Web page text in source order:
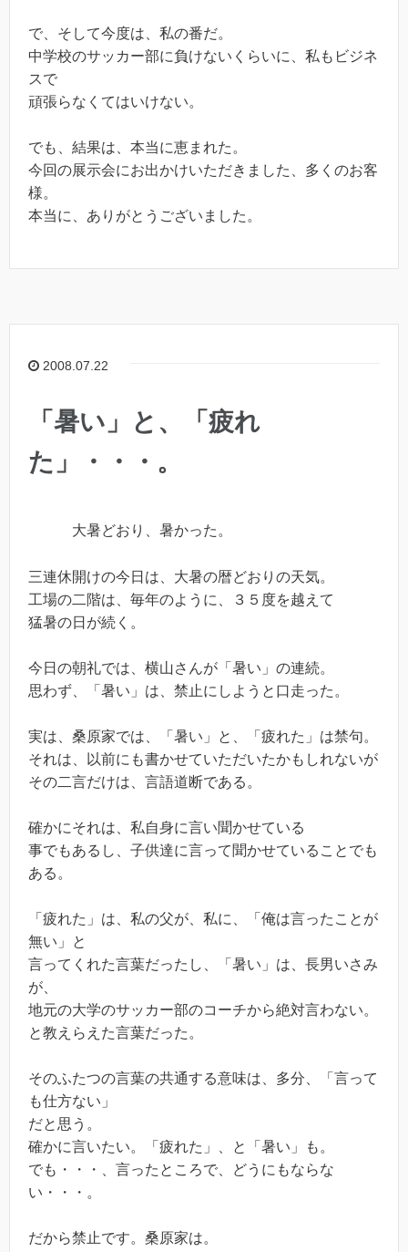
で、そして今度は、私の番だ。
中学校のサッカー部に負けないくらいに、私もビジネ
スで
頑張らなくてはいけない。
でも、結果は、本当に恵まれた。
今回の展示会にお出かけいただきました、多くのお客
様。
本当に、ありがとうございました。
2008.07.22
「暑い」と、「疲れ
た」・・・。
大暑どおり、暑かった。
三連休開けの今日は、大暑の暦どおりの天気。
工場の二階は、毎年のように、３５度を越えて
猛暑の日が続く。
今日の朝礼では、横山さんが「暑い」の連続。
思わず、「暑い」は、禁止にしようと口走った。
実は、桑原家では、「暑い」と、「疲れた」は禁句。
それは、以前にも書かせていただいたかもしれないが
その二言だけは、言語道断である。
確かにそれは、私自身に言い聞かせている
事でもあるし、子供達に言って聞かせていることでも
ある。
「疲れた」は、私の父が、私に、「俺は言ったことが
無い」と
言ってくれた言葉だったし、「暑い」は、長男いさみ
が、
地元の大学のサッカー部のコーチから絶対言わない。
と教えらえた言葉だった。
そのふたつの言葉の共通する意味は、多分、「言って
も仕方ない」
だと思う。
確かに言いたい。「疲れた」、と「暑い」も。
でも・・・、言ったところで、どうにもならな
い・・・。
だから禁止です。桑原家は。